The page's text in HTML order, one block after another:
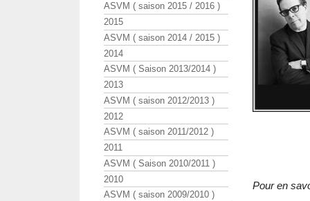
Pour en
ASVM ( saison 2015 / 2016 )
2015
ASVM ( saison 2014 / 2015 )
2014
ASVM ( Saison 2013/2014 )
2013
ASVM ( saison 2012/2013 )
2012
ASVM ( saison 2011/2012 )
2011
ASVM ( Saison 2010/2011 )
2010
ASVM ( saison 2009/2010 )